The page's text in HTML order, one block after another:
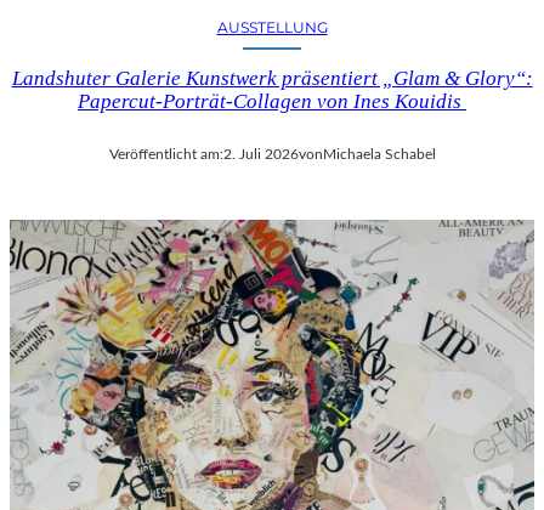
AUSSTELLUNG
Landshuter Galerie Kunstwerk präsentiert „Glam & Glory“:
Papercut-Porträt-Collagen von Ines Kouidis
Veröffentlicht am:2. Juli 2026vonMichaela Schabel